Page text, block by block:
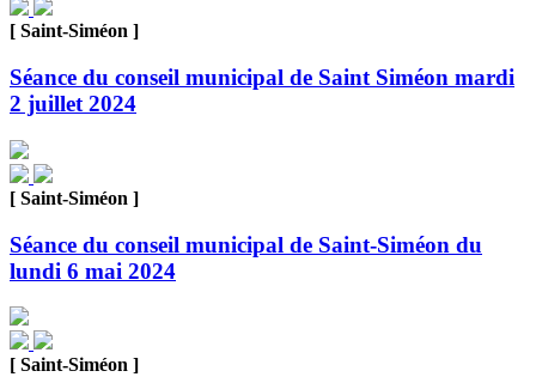
[ Saint-Siméon ]
Séance du conseil municipal de Saint Siméon mardi
2 juillet 2024
[ Saint-Siméon ]
Séance du conseil municipal de Saint-Siméon du
lundi 6 mai 2024
[ Saint-Siméon ]